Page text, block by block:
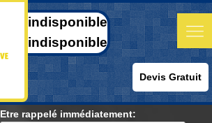
indisponible
indisponible
Devis Gratuit
Etre rappelé immédiatement: